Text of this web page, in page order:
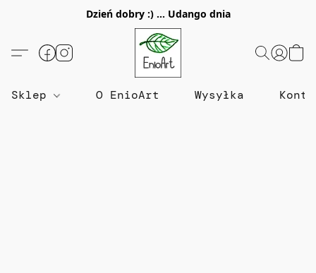
Dzień dobry :) ... Udango dnia
Sklep O EnioArt Wysyłka